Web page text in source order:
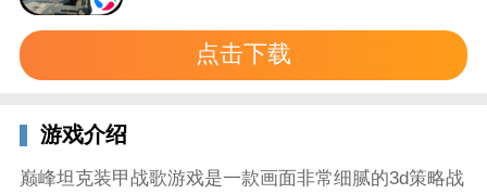
点击下载
游戏介绍
巅峰坦克装甲战歌游戏是一款画面非常细腻的3d策略战